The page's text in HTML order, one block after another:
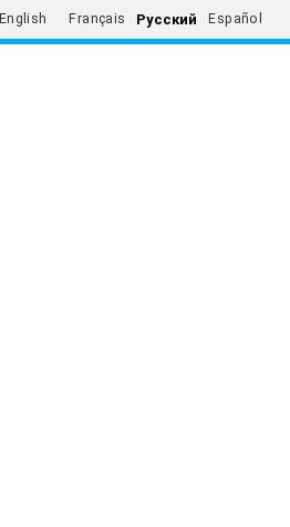
English Français Русский Español